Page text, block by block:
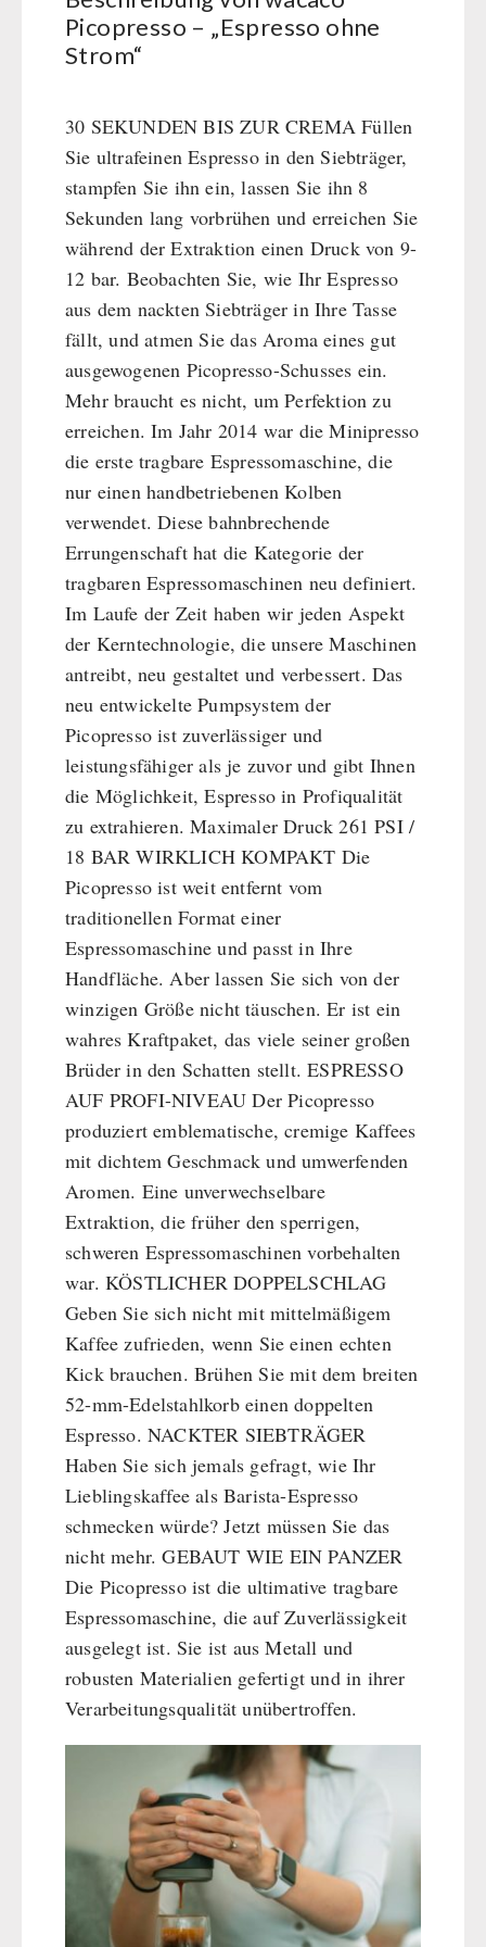
Kurbelgeräte / Radio / Funk
Atemschutz / ABC Schutzanzug
Bücher
kingnature-Vitalstoffe
BEHÖRDEN / GRUPPENVERSORGUNG
Notrationen
Frühstück
Suppen
Hauptmahlzeiten
Dessert
Ergänzungs-Pakete
Schutzraum-Ausrüstung
Picopresso – „Espresso ohne
Strom“
30 SEKUNDEN BIS ZUR CREMA Füllen
Sie ultrafeinen Espresso in den Siebträger,
stampfen Sie ihn ein, lassen Sie ihn 8
Sekunden lang vorbrühen und erreichen Sie
während der Extraktion einen Druck von 9-
12 bar. Beobachten Sie, wie Ihr Espresso
aus dem nackten Siebträger in Ihre Tasse
fällt, und atmen Sie das Aroma eines gut
ausgewogenen Picopresso-Schusses ein.
Mehr braucht es nicht, um Perfektion zu
erreichen. Im Jahr 2014 war die Minipresso
die erste tragbare Espressomaschine, die
nur einen handbetriebenen Kolben
verwendet. Diese bahnbrechende
Errungenschaft hat die Kategorie der
tragbaren Espressomaschinen neu definiert.
Im Laufe der Zeit haben wir jeden Aspekt
der Kerntechnologie, die unsere Maschinen
antreibt, neu gestaltet und verbessert. Das
neu entwickelte Pumpsystem der
Picopresso ist zuverlässiger und
leistungsfähiger als je zuvor und gibt Ihnen
die Möglichkeit, Espresso in Profiqualität
zu extrahieren. Maximaler Druck 261 PSI /
18 BAR WIRKLICH KOMPAKT Die
Picopresso ist weit entfernt vom
traditionellen Format einer
Espressomaschine und passt in Ihre
Handfläche. Aber lassen Sie sich von der
winzigen Größe nicht täuschen. Er ist ein
wahres Kraftpaket, das viele seiner großen
Brüder in den Schatten stellt. ESPRESSO
AUF PROFI-NIVEAU Der Picopresso
produziert emblematische, cremige Kaffees
mit dichtem Geschmack und umwerfenden
Aromen. Eine unverwechselbare
Extraktion, die früher den sperrigen,
schweren Espressomaschinen vorbehalten
war. KÖSTLICHER DOPPELSCHLAG
Geben Sie sich nicht mit mittelmäßigem
Kaffee zufrieden, wenn Sie einen echten
Kick brauchen. Brühen Sie mit dem breiten
52-mm-Edelstahlkorb einen doppelten
Espresso. NACKTER SIEBTRÄGER
Haben Sie sich jemals gefragt, wie Ihr
Lieblingskaffee als Barista-Espresso
schmecken würde? Jetzt müssen Sie das
nicht mehr. GEBAUT WIE EIN PANZER
Die Picopresso ist die ultimative tragbare
Espressomaschine, die auf Zuverlässigkeit
ausgelegt ist. Sie ist aus Metall und
robusten Materialien gefertigt und in ihrer
Verarbeitungsqualität unübertroffen.